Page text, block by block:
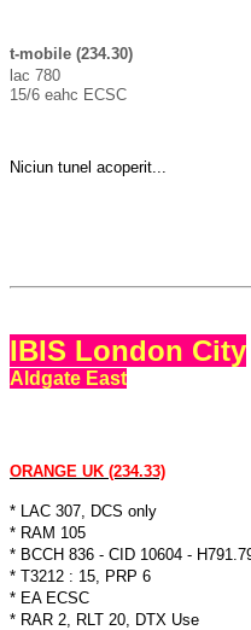
t-mobile (234.30)
lac 780
15/6 eahc ECSC
Niciun tunel acoperit...
IBIS London City
Aldgate East
ORANGE UK (234.33)
* LAC 307, DCS only
* RAM 105
* BCCH 836 - CID 10604 -
* T3212 : 15, PRP 6
* EA ECSC
* RAR 2, RLT 20, DTX Use